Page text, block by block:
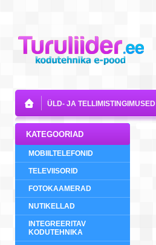
ÜLD- JA TELLIMISTINGIMUSED
KATEGOORIAD
MOBIILTELEFONID
TELEVIISORID
FOTOKAAMERAD
NUTIKELLAD
INTEGREERITAV
KODUTEHNIKA